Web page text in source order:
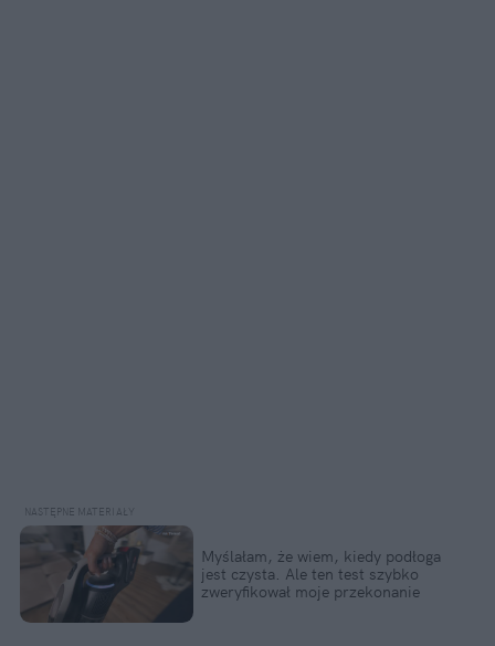
Myślałam, że wiem, kiedy podłoga
jest czysta. Ale ten test szybko
zweryfikował moje przekonanie